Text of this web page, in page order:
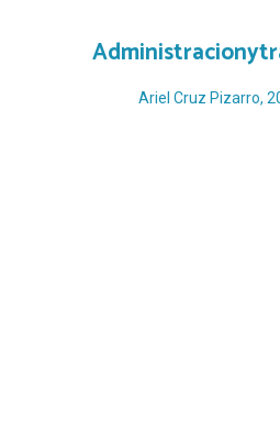
Ariel Cruz Pizarro,